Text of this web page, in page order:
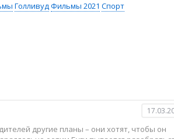
ГолливудФильмы 2021 Спорт
другие планы – они хотят, чтобы он